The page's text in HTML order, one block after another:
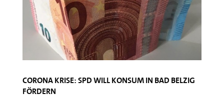
Corona Krise: SPD will Konsum in Bad Belzig
fördern